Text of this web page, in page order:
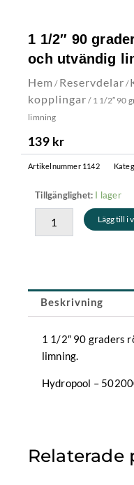
1 1/2″ 90
och utvändig
Hem / Reservdelar /
kopplingar / 1 1/2″ 90
limning
139 kr
Artikelnummer 1142
Tillgänglighet: I lager
1
1/2"
graders
och
utvändig
limning
mängd
Lägg till i
Beskrivning
1 1/2″ 90 graders
limning.
Hydropool –
Relaterade